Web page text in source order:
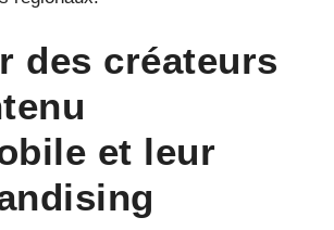
des créateurs
et leur